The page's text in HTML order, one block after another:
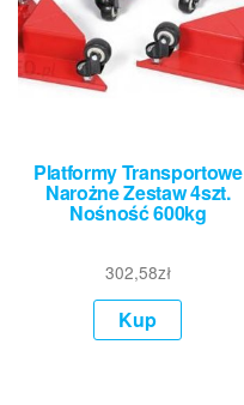
Platformy Transportowe
Narożne Zestaw 4szt.
Nośność 600kg
302,58zł
Kup